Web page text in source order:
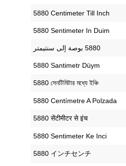
‎5880 Centimeter Till Inch
‎5880 Sentimeter In Duim
‎5880 Santimetr Düym
‎5880 সেনটিমিটার মধ্যে ইঞ্চি
‎5880 Centímetre A Polzada
‎5880 सेंटीमीटर से इंच
‎5880 Sentimeter Ke Inci
‎5880 インチセンチ